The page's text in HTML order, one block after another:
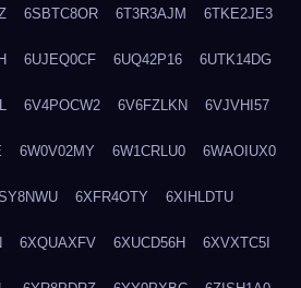
6SBTC8OR 6T3R3AJM 6TKE2JE3
6UJEQ0CF 6UQ42P16 6UTK14DG
6V4POCW2 6V6FZLKN 6VJVHI57
6W0V02MY 6W1CRLU0 6WAOIUX0
6XFR4OTY 6XIHLDTU
6XQUAXFV 6XUCD56H 6XVXTC5I